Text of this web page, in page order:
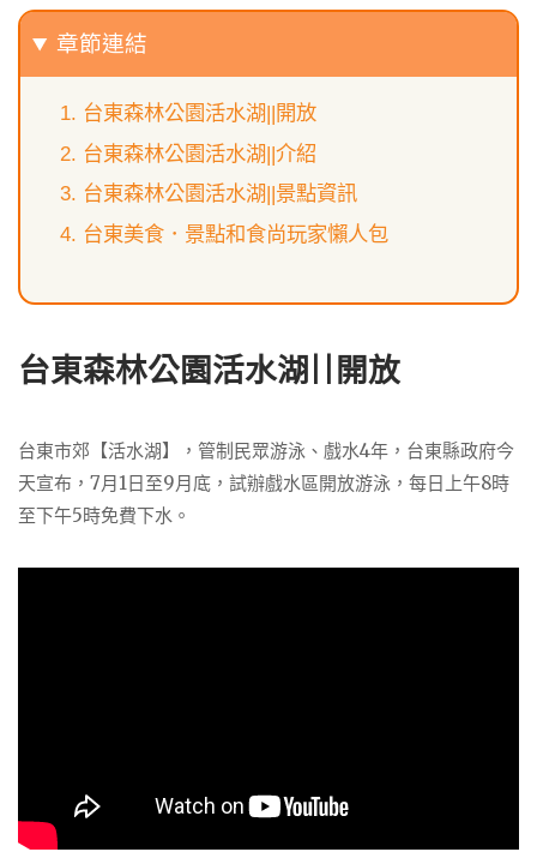
章節連結
台東森林公園活水湖||開放
台東森林公園活水湖||介紹
台東森林公園活水湖||景點資訊
台東美食．景點和食尚玩家懶人包
台東森林公園活水湖||開放
台東市郊【活水湖】，管制民眾游泳、戲水4年，台東縣政府今
天宣布，7月1日至9月底，試辦戲水區開放游泳，每日上午8時
至下午5時免費下水。